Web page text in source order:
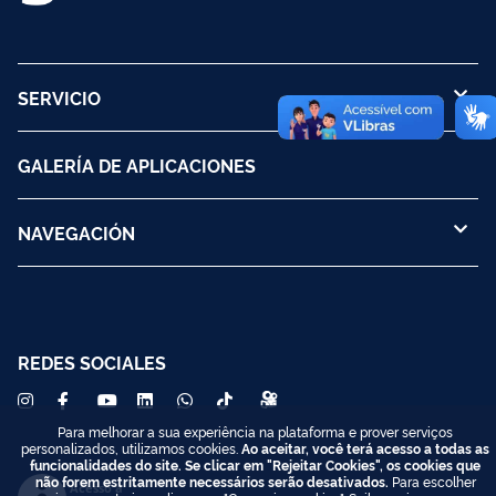
SERVICIO
GALERÍA DE APLICACIONES
NAVEGACIÓN
REDES SOCIALES
Acesso à
Para melhorar a sua experiência na plataforma e prover serviços
personalizados, utilizamos cookies. Ao aceitar, você terá acesso a todas as
funcionalidades do site. Se clicar em "Rejeitar Cookies", os cookies que
não forem estritamente necessários serão desativados. Para escolher